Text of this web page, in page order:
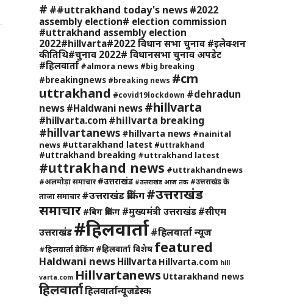
# ##uttrakhand today's news #2022
assembly election# election commission
#uttrakhand assembly election
2022#hillvarta#2022 विधान सभा चुनाव #इलेक्शन
की तिथि#चुनाव 2022# विधानसभा चुनाव अपडेट
#हिलवार्ता #almora news #big breaking
#breakingnews #breaking news #cm
uttrakhand #covid19lockdown #dehradun
news #Haldwani news #hillvarta
#hillvarta.com #hillvarta breaking
#hillvartanews #hillvarta news #nainital
news #uttarakhand latest #uttrakhand
#uttrakhand breaking #uttrakhand latest
#uttrakhand news #uttrakhandnews
#अलमोड़ा समाचार #उत्तराखंड #उत्तराखंड आज तक #उत्तराखंड के
ताजा समाचार #उत्तराखंड ब्रेकिंग#उत्तराखंड
समाचार #बिग ब्रेकिंग #मुख्यमंत्री उत्तराखंड #सीएम
उत्तराखंड #हिलवार्ता#हिलवार्ता न्यूज
#हिलवार्ता ब्रेकिंग #हिलवार्ता विशेष featured
Haldwani news Hillvarta Hillvarta.com hill
varta.com Hillvartanews Uttarakhand news
हिलवार्ताहिलवार्तान्यूजडेस्क